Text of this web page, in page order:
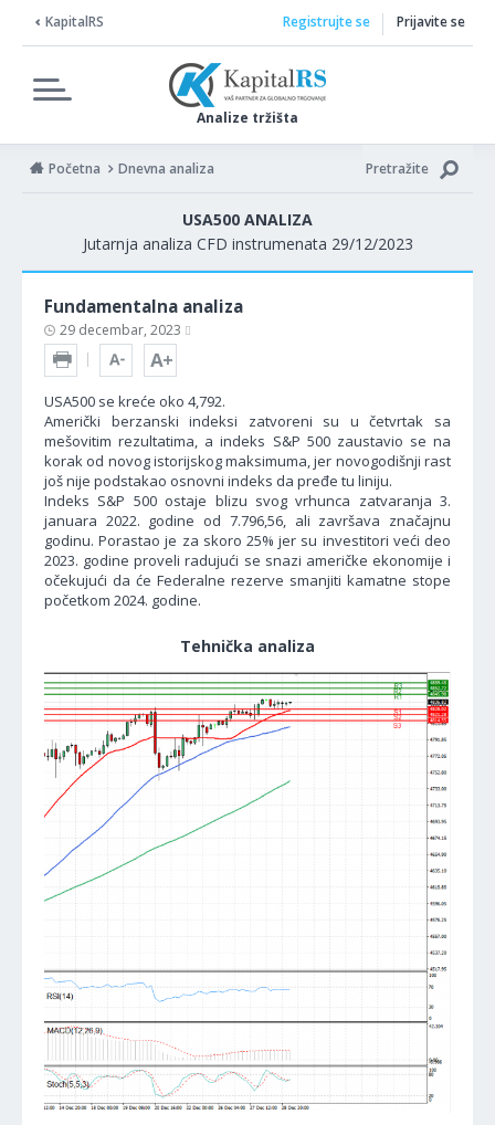
KapitalRS
Analize tržišta
Registrujte se Prijavite se
Početna Dnevna analiza Pretražite
USA500 ANALIZA
Jutarnja analiza CFD instrumenata 29/12/2023
Fundamentalna analiza
29 decembar, 2023
USA500 se kreće oko 4,792.
Američki berzanski indeksi zatvoreni su u četvrtak sa
mešovitim rezultatima, a indeks S&P 500 zaustavio se na
korak od novog istorijskog maksimuma, jer novogodišnji rast
još nije podstakao osnovni indeks da pređe tu liniju.
Indeks S&P 500 ostaje blizu svog vrhunca zatvaranja 3.
januara 2022. godine od 7.796,56, ali završava značajnu
godinu. Porastao je za skoro 25% jer su investitori veći deo
2023. godine proveli radujući se snazi američke ekonomije i
očekujući da će Federalne rezerve smanjiti kamatne stope
početkom 2024. godine.
Tehnička analiza